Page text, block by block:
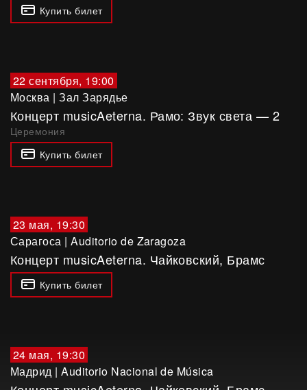
Купить билет
22 сентября, 19:00
Москва |Зал Зарядье
Концерт musicAeterna. Рамо: Звук света — 2
Церемония
Купить билет
23 мая, 19:30
Сарагоса |Auditorio de Zaragoza
Концерт musicAeterna. Чайковский, Брамс
Купить билет
24 мая, 19:30
Мадрид |Auditorio Nacional de Música